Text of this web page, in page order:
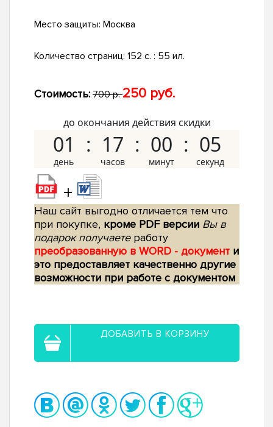
Место защиты: Москва
Количество страниц: 152 с. : 55 ил.
Стоимость: 700 р.250 руб.
до окончания действия скидки
01 17 00 04
+
Наш сайт выгодно отличается тем что
при покупке, кроме PDF версии Вы в
подарок получаетеработу
преобразованную в WORD - документ и
это предоставляет качественно другие
возможности при работе с документом
ДОБАВИТЬ В КОРЗИНУ